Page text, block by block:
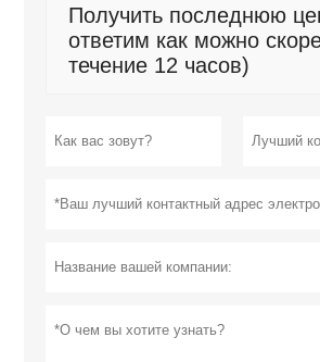
Получить последнюю
ответим как можно
течение 12 часов)